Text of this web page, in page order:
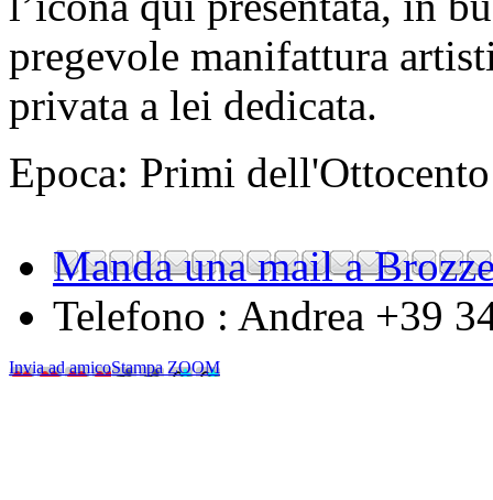
pregevole manifattura
privata a lei dedicata.
Epoca: Primi dell'Ottocento
Manda una mail a
Telefono : Andrea +39
Invia ad amicoStampa ZOOM